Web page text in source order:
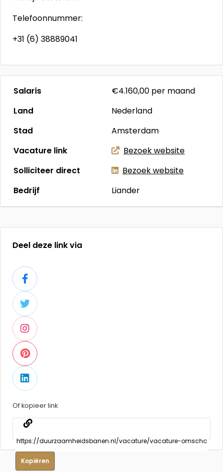
Telefoonnummer:
+31 (6) 38889041
Salaris €4.160,00 per maand
Land
Nederland
Stad
Amsterdam
Vacature link
Bezoek website
Solliciteer direct
Bezoek website
Bedrijf
Liander
Deel deze link via
Of kopieer link
Kopiëren